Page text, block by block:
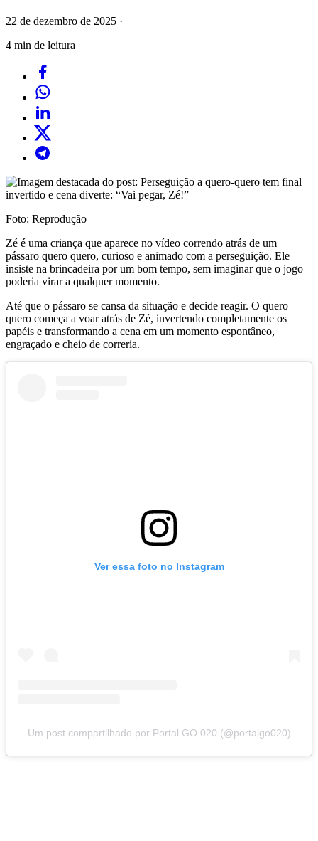
22 de dezembro de 2025 ·
4 min de leitura
Foto: Reprodução
Zé é uma criança que aparece no vídeo correndo atrás de um
pássaro quero quero, curioso e animado com a perseguição. Ele
insiste na brincadeira por um bom tempo, sem imaginar que o jogo
poderia virar a qualquer momento.
Até que o pássaro se cansa da situação e decide reagir. O quero
quero começa a voar atrás de Zé, invertendo completamente os
papéis e transformando a cena em um momento espontâneo,
engraçado e cheio de correria.
Ver essa foto no Instagram
Um post compartilhado por Portal GO 020 (@portalgo020)